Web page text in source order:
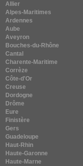
Allier
Alpes-Maritimes
Ardennes
Aube
Aveyron
Bouches-du-Rhône
Cantal
Charente-Maritime
Corrèze
Côte-d'Or
Creuse
Dordogne
Drôme
Eure
Finistère
Gers
Guadeloupe
Haut-Rhin
Haute-Garonne
Haute-Marne